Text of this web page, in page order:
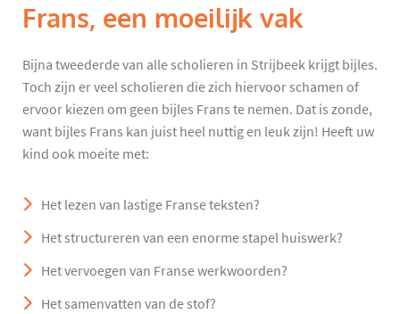
Frans, een moeilijk vak
Bijna tweederde van alle scholieren in Strijbeek krijgt bijles.
Toch zijn er veel scholieren die zich hiervoor schamen of
ervoor kiezen om geen bijles Frans te nemen. Dat is zonde,
want bijles Frans kan juist heel nuttig en leuk zijn! Heeft uw
kind ook moeite met:
Het lezen van lastige Franse teksten?
Het structureren van een enorme stapel huiswerk?
Het vervoegen van Franse werkwoorden?
Het samenvatten van de stof?